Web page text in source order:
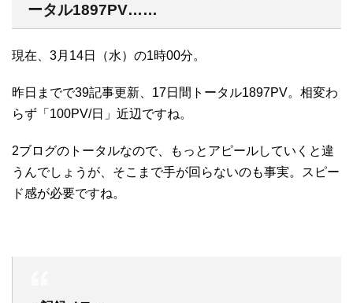
ータル1897PV……
現在、3月14日（水）の1時00分。
昨日までで39記事更新、17日間トータル1897PV。相変わ
らず「100PV/日」近辺ですね。
2ブログのトータルなので、もっとアピールしていくと違
うんでしょうが、そこまで手が回らないのも事実。スピー
ド感が必要ですね。